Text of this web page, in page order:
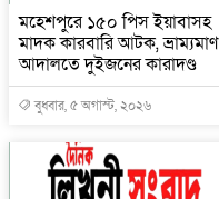
মহেশপুরে ১৫০ পিস ইয়াবাসহ
মাদক কারবারি আটক, ভ্রাম্যমাণ
আদালতে দুইজনের কারাদণ্ড
বুধবার, ৫ অগাস্ট, ২০২৬